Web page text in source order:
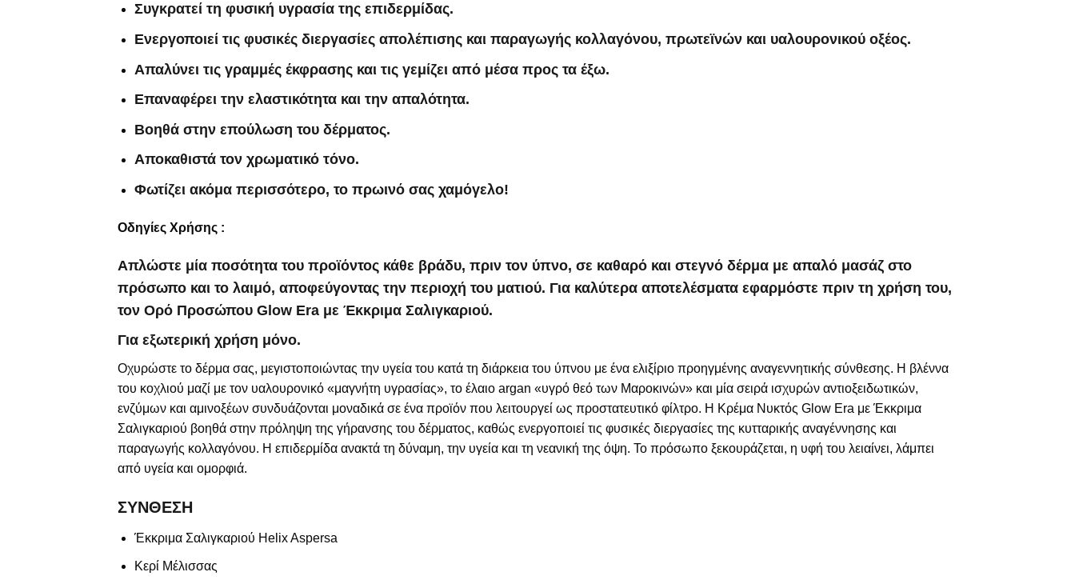
Συγκρατεί τη φυσική υγρασία της επιδερμίδας.
Ενεργοποιεί τις φυσικές διεργασίες απολέπισης και παραγωγής κολλαγόνου, πρωτεϊνών και υαλουρονικού οξέος.
Απαλύνει τις γραμμές έκφρασης και τις γεμίζει από μέσα προς τα έξω.
Επαναφέρει την ελαστικότητα και την απαλότητα.
Βοηθά στην επούλωση του δέρματος.
Αποκαθιστά τον χρωματικό τόνο.
Φωτίζει ακόμα περισσότερο, το πρωινό σας χαμόγελο!
Οδηγίες Χρήσης :
Απλώστε μία ποσότητα του προϊόντος κάθε βράδυ, πριν τον ύπνο, σε καθαρό και στεγνό δέρμα με απαλό μασάζ στο
πρόσωπο και το λαιμό, αποφεύγοντας την περιοχή του ματιού. Για καλύτερα αποτελέσματα εφαρμόστε πριν τη χρήση του,
τον Ορό Προσώπου Glow Era με Έκκριμα Σαλιγκαριού.
Για εξωτερική χρήση μόνο.
Οχυρώστε το δέρμα σας, μεγιστοποιώντας την υγεία του κατά τη διάρκεια του ύπνου με ένα ελιξίριο προηγμένης αναγεννητικής σύνθεσης. Η βλέννα
του κοχλιού μαζί με τον υαλουρονικό «μαγνήτη υγρασίας», το έλαιο argan «υγρό θεό των Μαροκινών» και μία σειρά ισχυρών αντιοξειδωτικών,
ενζύμων και αμινοξέων συνδυάζονται μοναδικά σε ένα προϊόν που λειτουργεί ως προστατευτικό φίλτρο. Η Κρέμα Νυκτός Glow Era με Έκκριμα
Σαλιγκαριού βοηθά στην πρόληψη της γήρανσης του δέρματος, καθώς ενεργοποιεί τις φυσικές διεργασίες της κυτταρικής αναγέννησης και
παραγωγής κολλαγόνου. Η επιδερμίδα ανακτά τη δύναμη, την υγεία και τη νεανική της όψη. Το πρόσωπο ξεκουράζεται, η υφή του λειαίνει, λάμπει
από υγεία και ομορφιά.
ΣΥΝΘΕΣΗ
Έκκριμα Σαλιγκαριού Helix Aspersa
Κερί Μέλισσας